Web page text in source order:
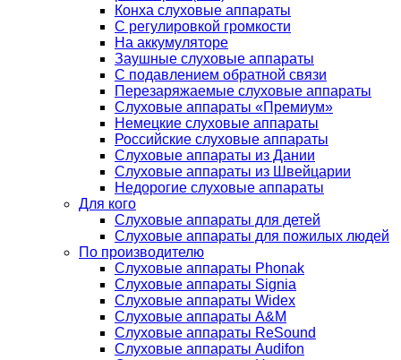
Конха слуховые аппараты
С регулировкой громкости
На аккумуляторе
Заушные слуховые аппараты
C подавлением обратной связи
Перезаряжаемые слуховые аппараты
Слуховые аппараты «Премиум»
Немецкие слуховые аппараты
Российские слуховые аппараты
Слуховые аппараты из Дании
Слуховые аппараты из Швейцарии
Недорогие слуховые аппараты
Для кого
Слуховые аппараты для детей
Слуховые аппараты для пожилых людей
По производителю
Слуховые аппараты Phonak
Слуховые аппараты Signia
Слуховые аппараты Widex
Слуховые аппараты A&M
Слуховые аппараты ReSound
Слуховые аппараты Audifon